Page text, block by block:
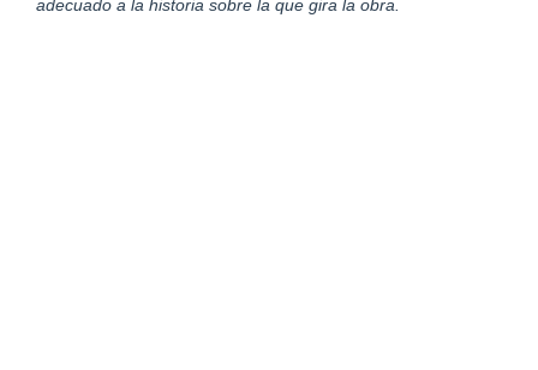
adecuado a la historia sobre la que gira la obra.